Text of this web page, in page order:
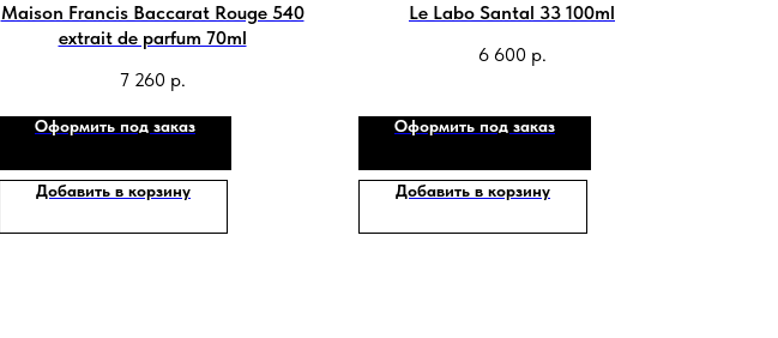
Maison Francis Baccarat Rouge 540
extrait de parfum 70ml
7 260 р.
Оформить под заказ
Добавить в корзину
Le Labo Santal 33 100ml
6 600 р.
Оформить под заказ
Добавить в корзину